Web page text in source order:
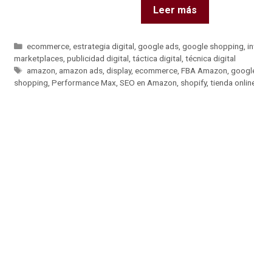
Leer más
ecommerce ,estrategia digital ,google ads ,google shopping ,
marketplaces publicidad digital táctica digital técnica digital
amazon amazon ads ,display,ecommerce ,FBA Amazon ,
shopping Performance Max SEO en Amazon shopify, tienda